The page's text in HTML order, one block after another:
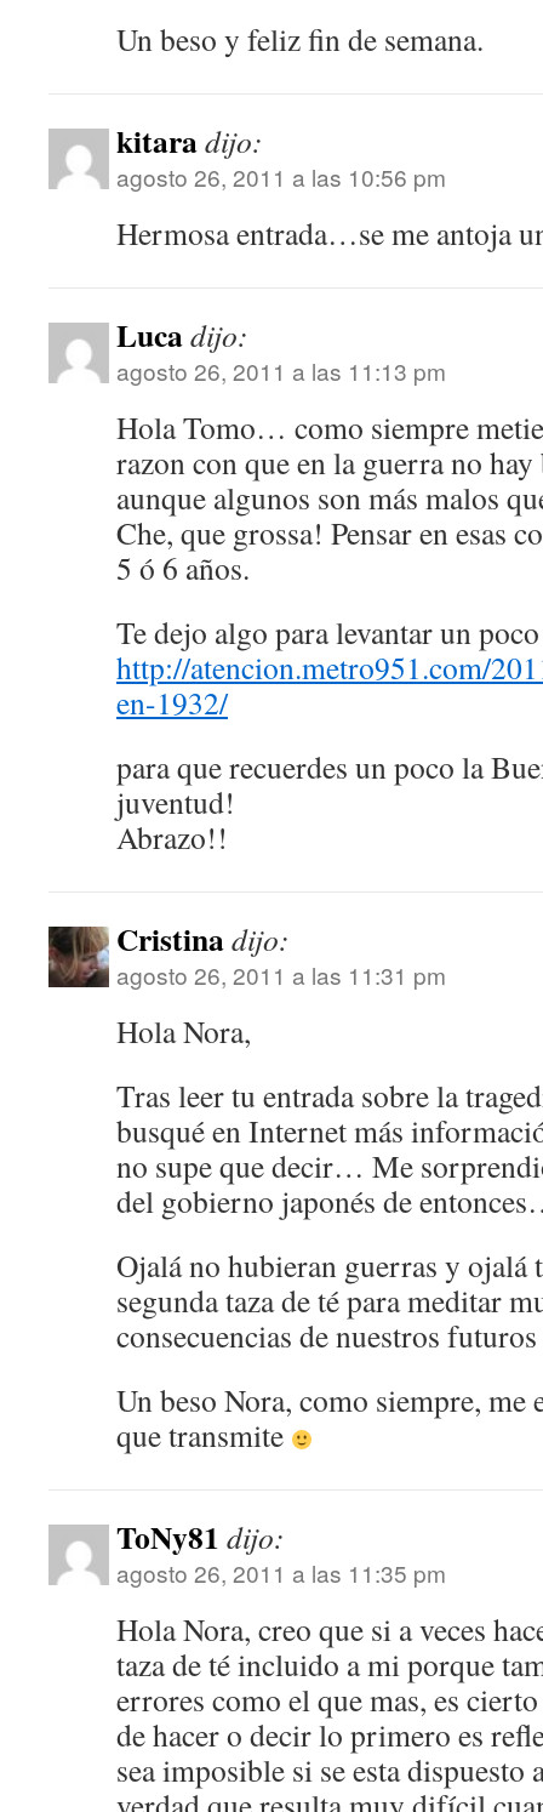
Un beso y feliz fin de semana.
kitaradijo:
agosto 26, 2011 a las 10:56 pm
Hermosa entrada…se me antoja
Lucadijo:
agosto 26, 2011 a las 11:13 pm
Hola Tomo… como siempre
razon con que en la guerra no
aunque algunos son más malos
Che, que grossa! Pensar en esas
5 ó 6 años.
Te dejo algo para levantar un
http://atencion.metro951.com/
en-1932/
para que recuerdes un poco la
juventud!
Abrazo!!
Cristinadijo:
agosto 26, 2011 a las 11:31 pm
Hola Nora,
Tras leer tu entrada sobre la
busqué en Internet más
no supe que decir… Me
del gobierno japonés de
Ojalá no hubieran guerras y ojalá
segunda taza de té para meditar
consecuencias de nuestros
Un beso Nora, como siempre, me
que transmite
ToNy81 dijo:
agosto 26, 2011 a las 11:35 pm
Hola Nora, creo que si a veces
taza de té incluido a mi porque
errores como el que mas, es
de hacer o decir lo primero es
sea imposible si se esta dispuesto